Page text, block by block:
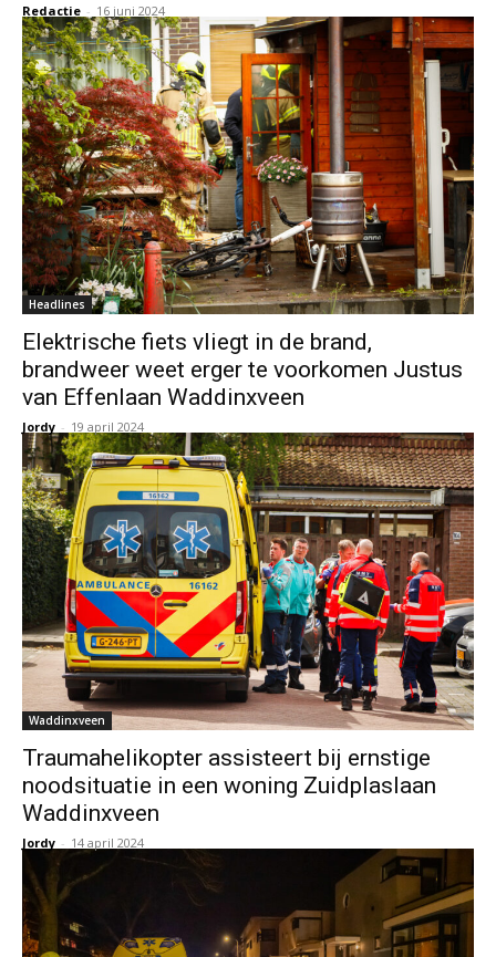
Redactie - 16 juni 2024
Headlines
Elektrische fiets vliegt in de brand,
brandweer weet erger te voorkomen Justus
van Effenlaan Waddinxveen
Jordy - 19 april 2024
Waddinxveen
Traumahelikopter assisteert bij ernstige
noodsituatie in een woning Zuidplaslaan
Waddinxveen
Jordy - 14 april 2024